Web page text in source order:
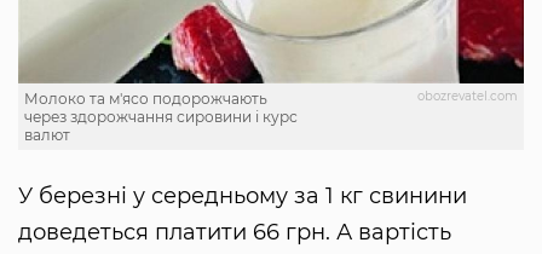
obozrevatel.com
Молоко та м'ясо подорожчають
через здорожчання сировини і курс
валют
У березні у середньому за 1 кг свинини
доведеться платити 66 грн. А вартість